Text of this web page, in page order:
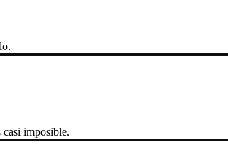
casi imposible.